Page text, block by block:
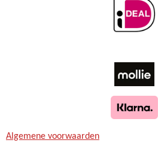
Algemene voorwaarden